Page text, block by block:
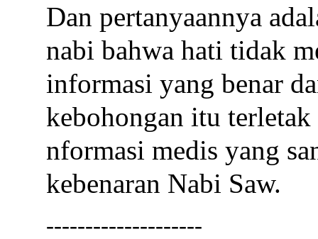
Dan pertanyaannya
nabi bahwa hati tidak
informasi yang benar
kebohongan itu
nformasi medis yang
kebenaran Nabi Saw.
--------------------